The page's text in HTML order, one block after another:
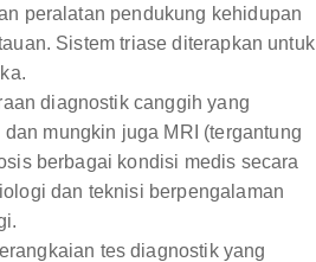
peralatan pendukung kehidupan
Sistem triase diterapkan untuk
diagnostik canggih yang
mungkin juga MRI (tergantung
berbagai kondisi medis secara
dan teknisi berpengalaman
tes diagnostik yang